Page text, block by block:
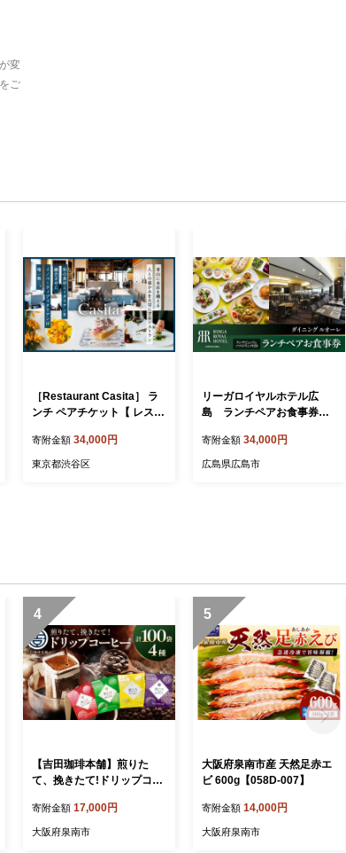
変
ご
［Restaurant Casita］ ラ
ンチ ペアチケット【 レスト
ランチ コース イタリアン
青山 女子会 記念日 】
寄附金額 34,000円
東京都渋谷区
リーガロイヤルホテル広
島 ランチペアお食事券
| 食事券 レストラン ペアチ
ケット ホテルディナー ラン
寄附金額 34,000円
広島県広島市
4
【吉田珈琲本舗】煎りた
て、挽きたて!ドリップコー
4】
寄附金額 17,000円
大阪府泉南市
5
大阪府泉南市産 天然足赤エ
ビ 600g【058D-007】
寄附金額 14,000円
大阪府泉南市